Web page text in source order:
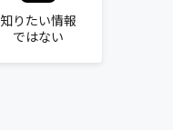
知りたい情報
ではない